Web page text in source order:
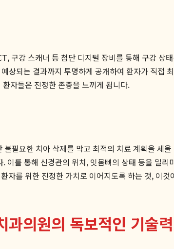
구강 스캐너 등 첨단 디지털 장비를 통해 구강 상
되는 결과까지 투명하게 공개하여 환자가 직접
자들은 진정한 존중을 느끼게 됩니다.
필요한 치아 삭제를 막고 최적의 치료 계획을 세
를 통해 신경관의 위치, 잇몸뼈의 상태 등을 밀리
를 위한 진정한 가치로 이어지도록 하는 것, 이
의원의 독보적인 기술력